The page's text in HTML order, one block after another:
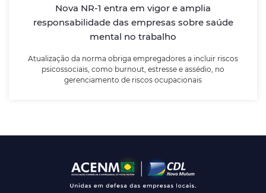
Nova NR-1 entra em vigor e amplia
responsabilidade das empresas sobre saúde
mental no trabalho
Atualização da norma obriga empregadores a incluir riscos
psicossociais, como burnout, estresse e assédio, no
gerenciamento de riscos ocupacionais
assédio, no gerenciamento de riscos ocupacionais